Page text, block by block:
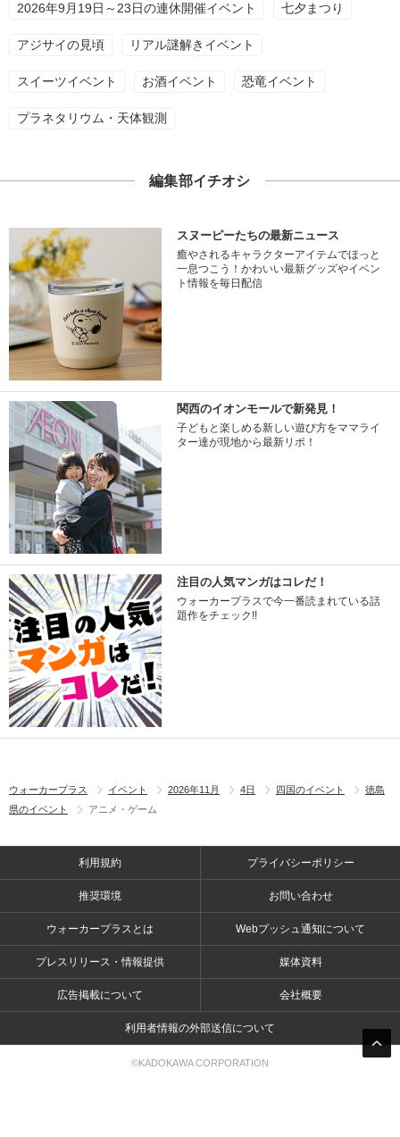
2026年9月19日～23日の連休開催イベント 七夕まつり
アジサイの見頃 リアル謎解きイベント
スイーツイベント お酒イベント 恐竜イベント
プラネタリウム・天体観測
編集部イチオシ
スヌーピーたちの最新ニュース
癒やされるキャラクターアイテムでほっと
一息つこう！かわいい最新グッズやイベン
ト情報を毎日配信
関西のイオンモールで新発見！
子どもと楽しめる新しい遊び方をママライ
ター達が現地から最新リポ！
注目の人気マンガはコレだ！
ウォーカープラスで今一番読まれている話
題作をチェック!!
ウォーカープラス イベント 2026年11月 4日 四国のイベント
徳島
県のイベント
アニメ・ゲーム
利用規約 プライバシーポリシー
推奨環境 お問い合わせ
ウォーカープラスとは Webプッシュ通知について
プレスリリース・情報提供 媒体資料
広告掲載について 会社概要
利用者情報の外部送信について
©KADOKAWA CORPORATION